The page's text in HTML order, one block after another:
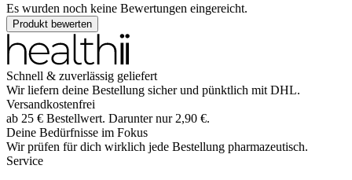
Es wurden noch keine Bewertungen eingereicht.
Produkt bewerten
Schnell & zuverlässig geliefert
Wir liefern deine Bestellung sicher und pünktlich mit DHL.
Versandkostenfrei
ab 25 € Bestellwert. Darunter nur 2,90 €.
Deine Bedürfnisse im Fokus
Wir prüfen für dich wirklich jede Bestellung pharmazeutisch.
Service